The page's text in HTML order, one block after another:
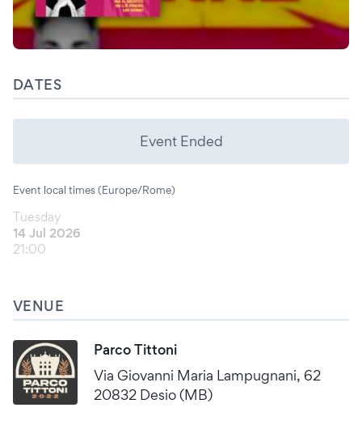
DATES
Event Ended
Event local times (Europe/Rome)
Tuesday
14 Jul 2026
21:00
VENUE
Parco Tittoni
Via Giovanni Maria Lampugnani, 62
20832 Desio (MB)